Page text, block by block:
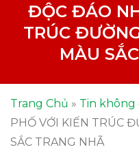
ĐỘC ĐÁO
TRÚC
MÀU
Trang Chủ » Tin không
PHỐ VỚI KIẾN TRÚC
SẮC TRANG NHÃ